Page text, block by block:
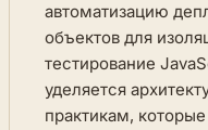
автоматизацию
объектов для
тестирование
уделяется
практикам,